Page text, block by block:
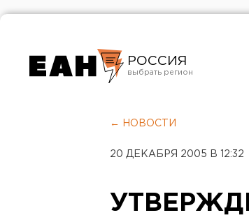
РОССИЯ
Челябинск
← НОВОСТИ
20 ДЕКАБРЯ 2005 В 12:32